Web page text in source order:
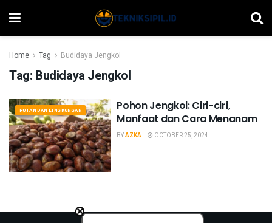
Home Tag Budidaya Jengkol
Tag: Budidaya Jengkol
HUTAN DAN LINGKUNGAN
Pohon Jengkol: Ciri-ciri,
Manfaat dan Cara Menanam
BYAZKA OCTOBER 25, 2024
×